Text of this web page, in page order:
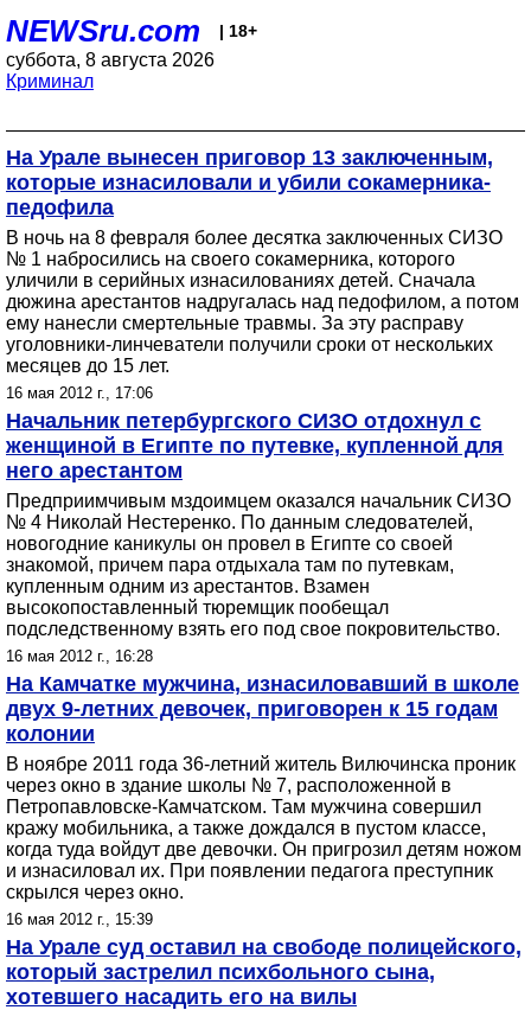
NEWSru.com | 18+
суббота, 8 августа 2026
Криминал
На Урале вынесен приговор 13 заключенным,
которые изнасиловали и убили сокамерника-
педофила
В ночь на 8 февраля более десятка заключенных СИЗО
№ 1 набросились на своего сокамерника, которого
уличили в серийных изнасилованиях детей. Сначала
дюжина арестантов надругалась над педофилом, а потом
ему нанесли смертельные травмы. За эту расправу
уголовники-линчеватели получили сроки от нескольких
месяцев до 15 лет.
16 мая 2012 г., 17:06
Начальник петербургского СИЗО отдохнул с
женщиной в Египте по путевке, купленной для
него арестантом
Предприимчивым мздоимцем оказался начальник СИЗО
№ 4 Николай Нестеренко. По данным следователей,
новогодние каникулы он провел в Египте со своей
знакомой, причем пара отдыхала там по путевкам,
купленным одним из арестантов. Взамен
высокопоставленный тюремщик пообещал
подследственному взять его под свое покровительство.
16 мая 2012 г., 16:28
На Камчатке мужчина, изнасиловавший в школе
двух 9-летних девочек, приговорен к 15 годам
колонии
В ноябре 2011 года 36-летний житель Вилючинска проник
через окно в здание школы № 7, расположенной в
Петропавловске-Камчатском. Там мужчина совершил
кражу мобильника, а также дождался в пустом классе,
когда туда войдут две девочки. Он пригрозил детям ножом
и изнасиловал их. При появлении педагога преступник
скрылся через окно.
16 мая 2012 г., 15:39
На Урале суд оставил на свободе полицейского,
который застрелил психбольного сына,
хотевшего насадить его на вилы